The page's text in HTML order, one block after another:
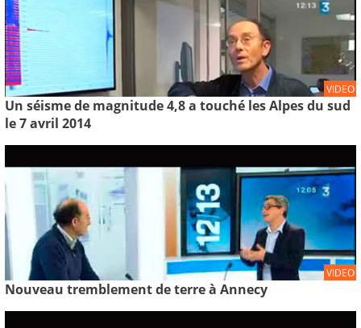
VIDEO
Un séisme de magnitude 4,8 a touché les Alpes du sud
le 7 avril 2014
VIDEO
Nouveau tremblement de terre à Annecy